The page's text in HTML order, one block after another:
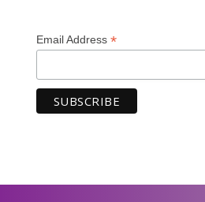
Email Address *